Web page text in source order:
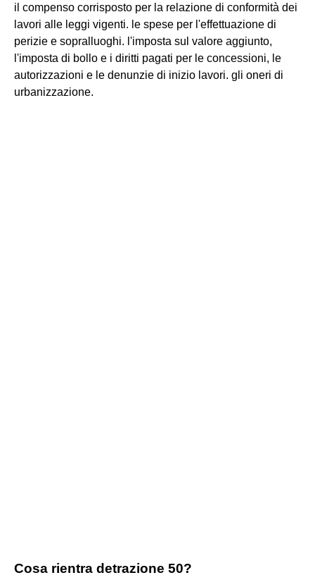
il compenso corrisposto per la relazione di conformità dei
lavori alle leggi vigenti. le spese per l'effettuazione di
perizie e sopralluoghi. l'imposta sul valore aggiunto,
l'imposta di bollo e i diritti pagati per le concessioni, le
autorizzazioni e le denunzie di inizio lavori. gli oneri di
urbanizzazione.
Cosa rientra detrazione 50?